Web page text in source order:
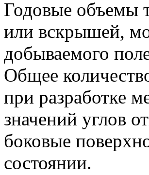
Годовые объемы
или вскрышей,
добываемого
Общее
при разработке
значений углов
боковые
состоянии.